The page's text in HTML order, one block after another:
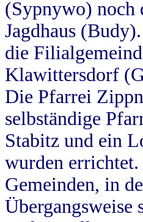
(Sypnywo) noch
Jagdhaus
die
Klawittersdorf
Die Pfarrei
selbständige
Stabitz und ein
wurden
Gemeinden, in
Übergangsweise